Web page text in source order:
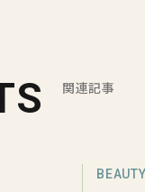
関連記事